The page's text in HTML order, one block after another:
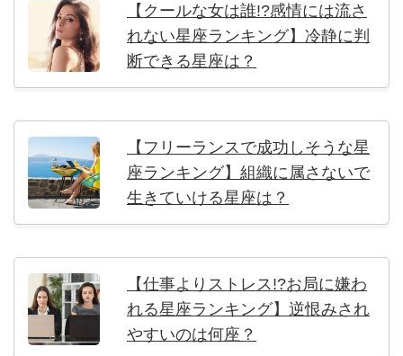
【クールな女は誰!?感情には流さ
れない星座ランキング】冷静に判
断できる星座は？
【フリーランスで成功しそうな星
座ランキング】組織に属さないで
生きていける星座は？
【仕事よりストレス!?お局に嫌わ
れる星座ランキング】逆恨みされ
やすいのは何座？